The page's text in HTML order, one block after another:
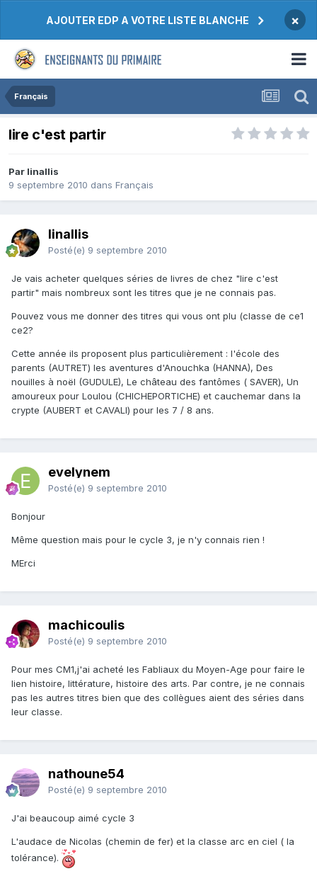
AJOUTER EDP A VOTRE LISTE BLANCHE ×
Français
lire c'est partir
Par linallis
9 septembre 2010 dans Français
linallis
Posté(e) 9 septembre 2010
Je vais acheter quelques séries de livres de chez "lire c'est
partir" mais nombreux sont les titres que je ne connais pas.
Pouvez vous me donner des titres qui vous ont plu (classe de ce1
ce2?
Cette année ils proposent plus particulièrement : l'école des
parents (AUTRET) les aventures d'Anouchka (HANNA), Des
nouilles à noël (GUDULE), Le château des fantômes ( SAVER), Un
amoureux pour Loulou (CHICHEPORTICHE) et cauchemar dans la
crypte (AUBERT et CAVALI) pour les 7 / 8 ans.
evelynem
Posté(e) 9 septembre 2010
Bonjour
Même question mais pour le cycle 3, je n'y connais rien !
MErci
machicoulis
Posté(e) 9 septembre 2010
Pour mes CM1,j'ai acheté les Fabliaux du Moyen-Age pour faire le
lien histoire, littérature, histoire des arts. Par contre, je ne connais
pas les autres titres bien que des collègues aient des séries dans
leur classe.
nathoune54
Posté(e) 9 septembre 2010
J'ai beaucoup aimé cycle 3
L'audace de Nicolas (chemin de fer) et la classe arc en ciel ( la
tolérance).